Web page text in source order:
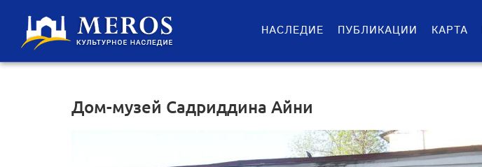
НАСЛЕДИЕ ПУБЛИКАЦИИ КАРТА
Дом-музей Садриддина Айни